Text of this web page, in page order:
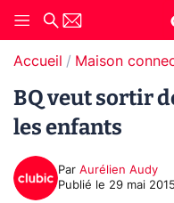
Accueil Maison
BQ veut sortir
les enfants
Par Aurélien Audy
Publié le 29 mai